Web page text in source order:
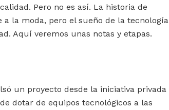
Pero no es así. La historia de
la moda, pero el sueño de la tecnología
Aquí veremos unas notas y etapas.
un proyecto desde la iniciativa privada
dotar de equipos tecnológicos a las